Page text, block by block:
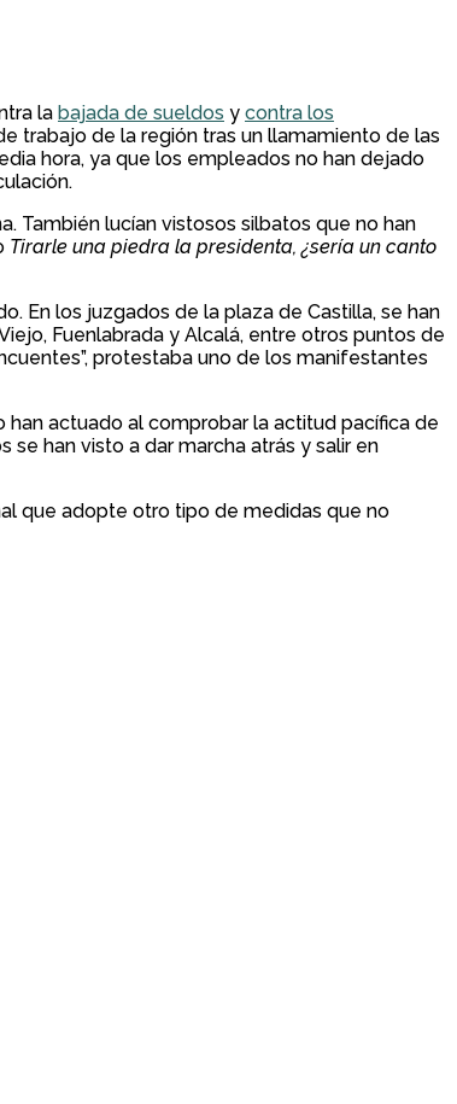
la bajada de sueldos y contra los
trabajo de la región tras un llamamiento de las
hora, ya que los empleados no han dejado
También lucían vistosos silbatos que no han
Tirarle una piedra la presidenta, ¿sería un canto
En los juzgados de la plaza de Castilla, se han
Fuenlabrada y Alcalá, entre otros puntos de
protestaba uno de los manifestantes
han actuado al comprobar la actitud pacífica de
han visto a dar marcha atrás y salir en
que adopte otro tipo de medidas que no